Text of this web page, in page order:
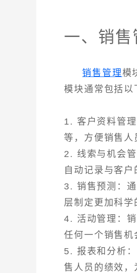
一、销售
销售管理模
模块通常包括以
1. 客户资料管
等，方便销售人
2. 线索与机会
自动记录与客
3. 销售预测：
层制定更加科学
4. 活动管理：
任何一个销售机
5. 报表和分析
售人员的绩效，